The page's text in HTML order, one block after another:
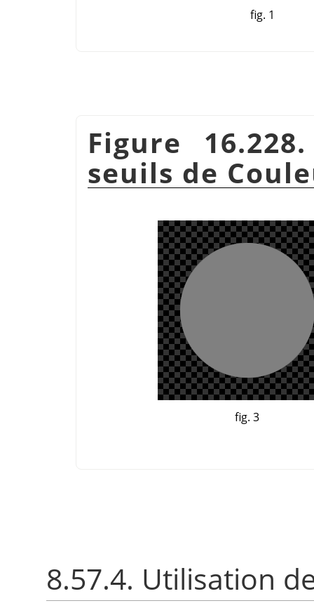
fig. 1
Figure
seuils de
fig. 3
8.57.4. Utilisation